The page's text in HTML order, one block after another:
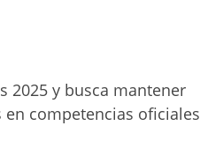
2025 y busca mantener
competencias oficiales